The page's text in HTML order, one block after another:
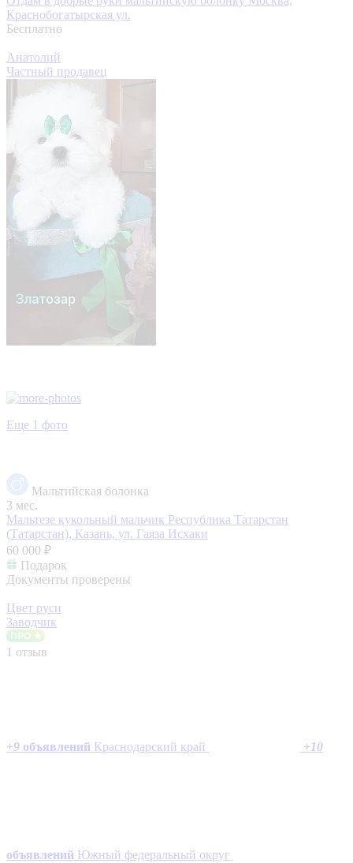
Краснобогатырская ул.
Бесплатно
Анатолий
Частный продавец
Еще 1 фото
Мальтийская болонка
3 мес.
Мальтезе кукольный мальчик Республика Татарстан
(Татарстан), Казань, ул. Гаяза Исхаки
60 000 ₽
Подарок
Документы проверены
Цвет руси
Заводчик
1 отзыв
+9 объявлений Краснодарский край +10
объявлений Южный федеральный округ